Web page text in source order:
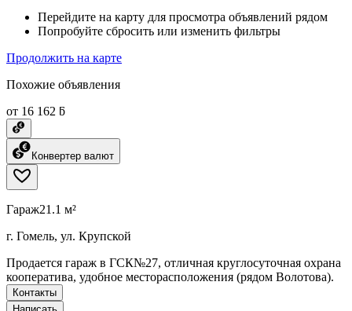
Перейдите на карту для просмотра объявлений рядом
Попробуйте сбросить или изменить фильтры
Продолжить на карте
Похожие объявления
от 16 162 ƃ
Конвертер валют
Гараж21.1 м²
г. Гомель, ул. Крупской
Продается гараж в ГСК№27, отличная круглосуточная охрана
кооператива, удобное месторасположения (рядом Волотова).
Контакты